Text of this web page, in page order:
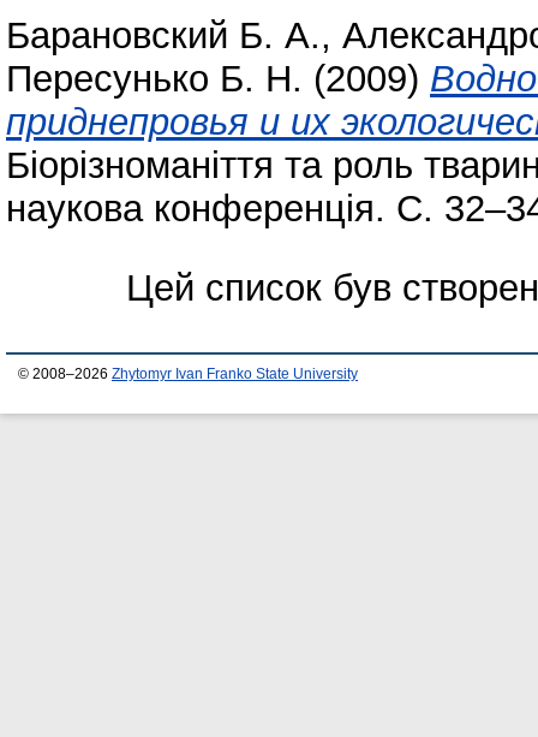
Барановский Б. А.,
Пересунько Б. Н. (2009)
приднепровья и их
Біорізноманіття та роль
наукова конференція. С.
Цей список був
© 2008–2026 Zhytomyr Ivan Franko State University